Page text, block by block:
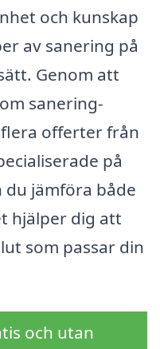
och kunskap
av sanering på
Genom att
sanering-
offerter från
på
du jämföra både
hjälper dig att
som passar din
och utan